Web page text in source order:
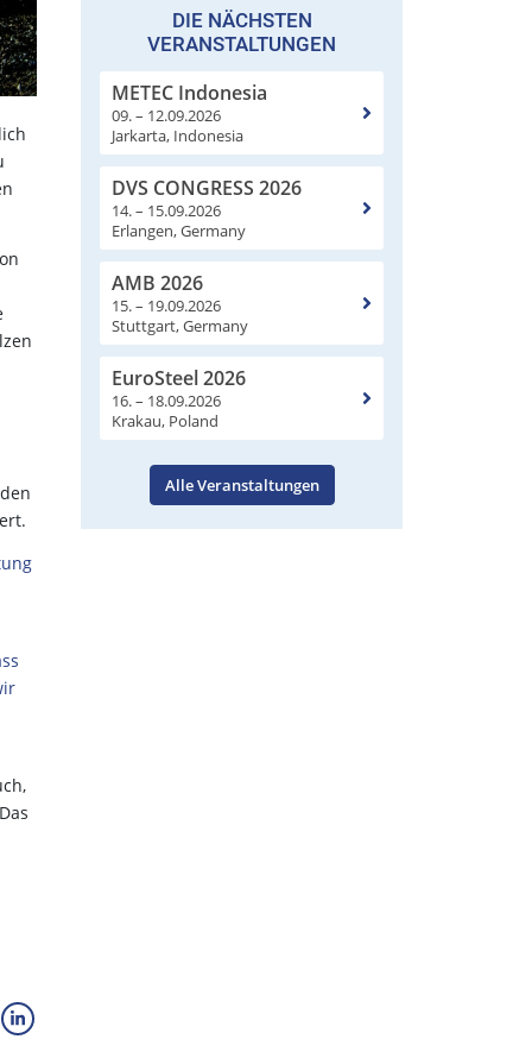
DIE NÄCHSTEN
VERANSTALTUNGEN
METEC Indonesia
09. – 12.09.2026
Jarkarta, Indonesia
DVS CONGRESS 2026
14. – 15.09.2026
Erlangen, Germany
AMB 2026
15. – 19.09.2026
Stuttgart, Germany
EuroSteel 2026
16. – 18.09.2026
Krakau, Poland
Alle Veranstaltungen